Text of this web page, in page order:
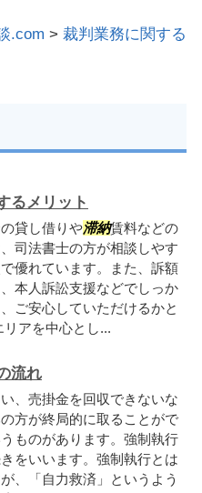
.com > 裁判業務に関する
るメリット
貸し借りや滞納賃料などの
司法書士の方が相談しやす
優れています。また、訴額
本人訴訟支援などでしっか
ご安心していただけるかと
アを中心とし...
流れ
、売掛金を回収できないな
方が終局的に取ることがで
ものがあります。強制執行
をいいます。強制執行とは
、「自力救済」というよう